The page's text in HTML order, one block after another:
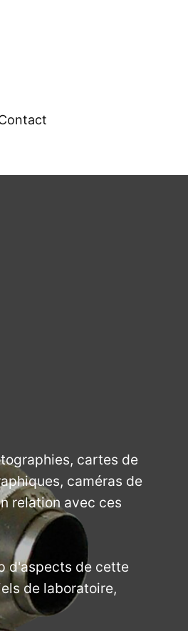
cartes de
caméras de
relation avec ces
d'aspects de cette
de laboratoire,